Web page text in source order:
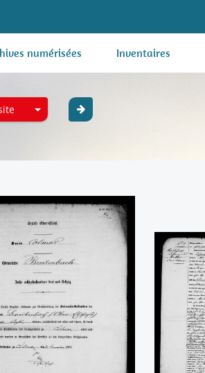
numérisées Inventaires